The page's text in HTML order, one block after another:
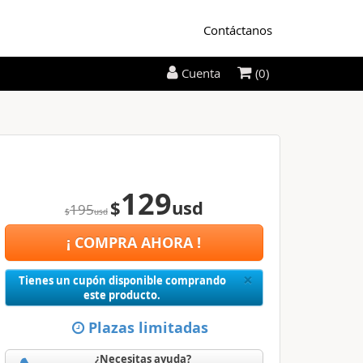
Contáctanos
$195usd $129usd
¡ COMPRA AHORA !
×Close
Tienes un cupón disponible comprando
este producto.
Plazas limitadas
¿Necesitas ayuda?
Cuenta (0)